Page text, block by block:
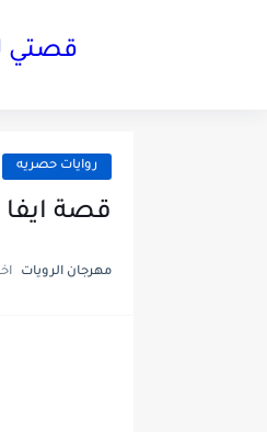
قصتي
روايات حصريه
قصة ايفا
مهرجان الرويات